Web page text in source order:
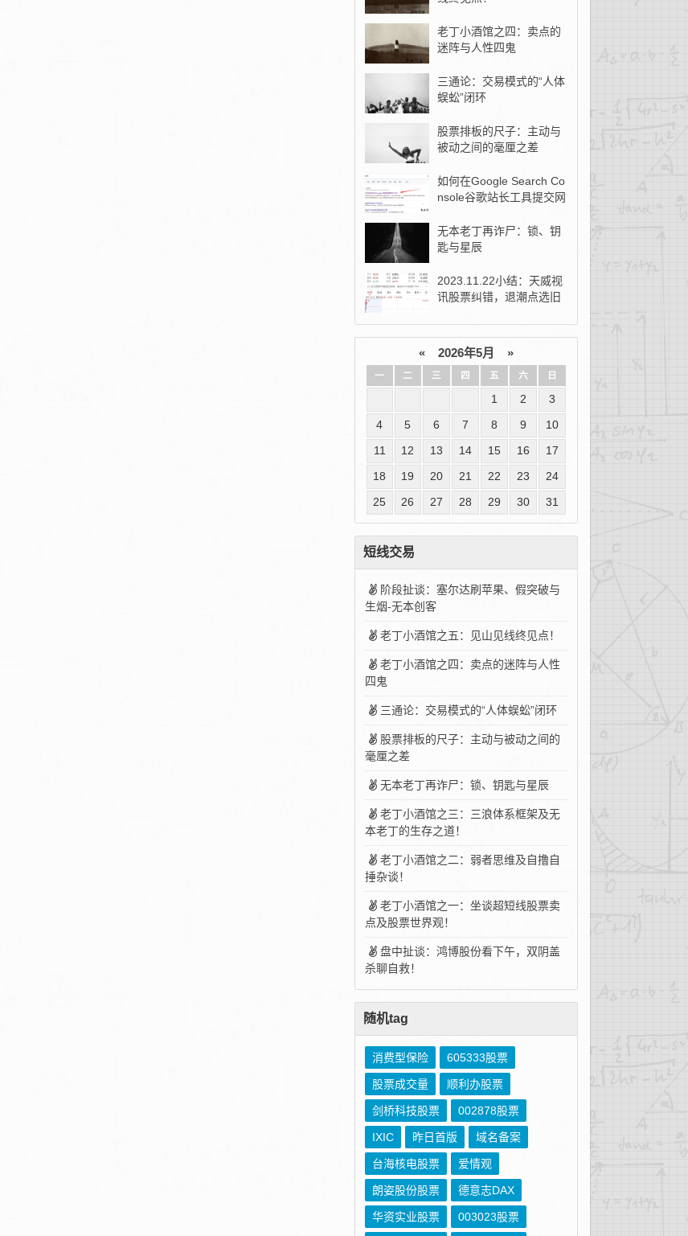
老丁小酒馆之四：卖点的
迷阵与人性四鬼
三通论：交易模式的“人体
蜈蚣”闭环
股票排板的尺子：主动与
被动之间的毫厘之差
如何在Google Search Co
nsole谷歌站长工具提交网
无本老丁再诈尸：锁、钥
匙与星辰
2023.11.22小结：天威视
讯股票纠错，退潮点选旧
« 2026年5月 »
一 二 三 四 五 六 日
1 2
3
4
5 6 7 8 9
10
11
12 13 14 15 16
17
18
19 20 21 22 23
24
25
26 27 28 29 30 31
短线交易
阶段扯谈：塞尔达刷苹果、假突破与
生烟-无本创客
老丁小酒馆之五：见山见线终见点！
老丁小酒馆之四：卖点的迷阵与人性
四鬼
三通论：交易模式的“人体蜈蚣”闭环
股票排板的尺子：主动与被动之间的
毫厘之差
无本老丁再诈尸：锁、钥匙与星辰
老丁小酒馆之三：三浪体系框架及无
本老丁的生存之道！
老丁小酒馆之二：弱者思维及自撸自
捶杂谈！
老丁小酒馆之一：坐谈超短线股票卖
点及股票世界观！
盘中扯谈：鸿博股份看下午，双阴盖
杀聊自救！
随机tag
消费型保险 605333股票
股票成交量 顺利办股票
剑桥科技股票 002878股票
IXIC 昨日首版 域名备案
台海核电股票 爱情观
朗姿股份股票 德意志DAX
华资实业股票 003023股票